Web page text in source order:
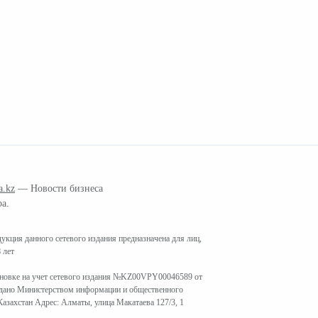
— Новости бизнеса
данного сетевого издания предназначена для лиц,
лет
на учет сетевого издания №KZ00VPY00046589 от
Министерством информации и общественного
Адрес: Алматы, улица Макатаева 127/3, 1